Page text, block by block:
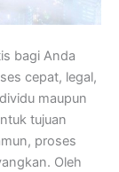
bagi Anda
cepat, legal,
maupun
tujuan
proses
Oleh